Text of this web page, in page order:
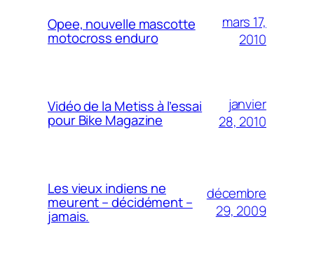
Opee, nouvelle mascotte
motocross enduro
mars 17,
2010
Vidéo de la Metiss à l’essai
pour Bike Magazine
janvier
28, 2010
Les vieux indiens ne
meurent – décidément –
jamais.
décembre
29, 2009